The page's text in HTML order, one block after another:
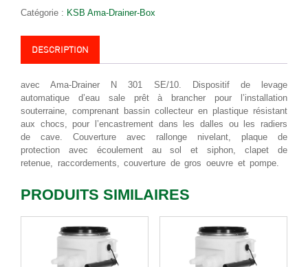
DRAINER
U
358
Catégorie : KSB Ama-Drainer-Box
DESCRIPTION
avec Ama-Drainer N 301 SE/10. Dispositif de levage
automatique d’eau sale prêt à brancher pour l’installation
souterraine, comprenant bassin collecteur en plastique résistant
aux chocs, pour l’encastrement dans les dalles ou les radiers
de cave. Couverture avec rallonge nivelant, plaque de
protection avec écoulement au sol et siphon, clapet de
retenue, raccordements, couverture de gros oeuvre et pompe.
PRODUITS SIMILAIRES